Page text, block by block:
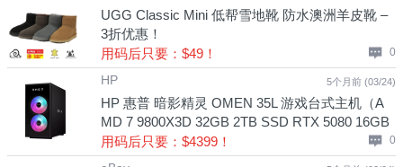
UGG Classic Mini 低帮雪地靴 防水澳洲羊皮靴 –
3折优惠！
用码后只要：$49！
0
5个月前 (03/24)
HP
HP 惠普 暗影精灵 OMEN 35L 游戏台式主机（A
MD 7 9800X3D 32GB 2TB SSD RTX 5080 16GB
GDDR7）- 5折优惠！
用码后只要：$4399！ 0